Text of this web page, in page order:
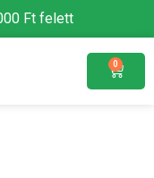
Ft felett
0
Kosár